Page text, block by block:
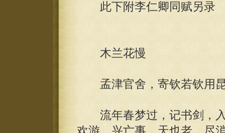
此下附李仁卿同赋另录
木兰花慢
孟津官舍，寄钦若钦用昆
流年春梦过，记书剑，入